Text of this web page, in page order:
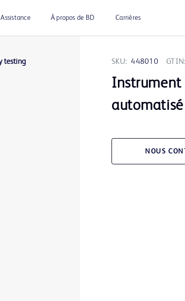
Assistance À propos de BD Carrières
SKU: 448010 GTIN:
Instrument
automatisé
NOUS